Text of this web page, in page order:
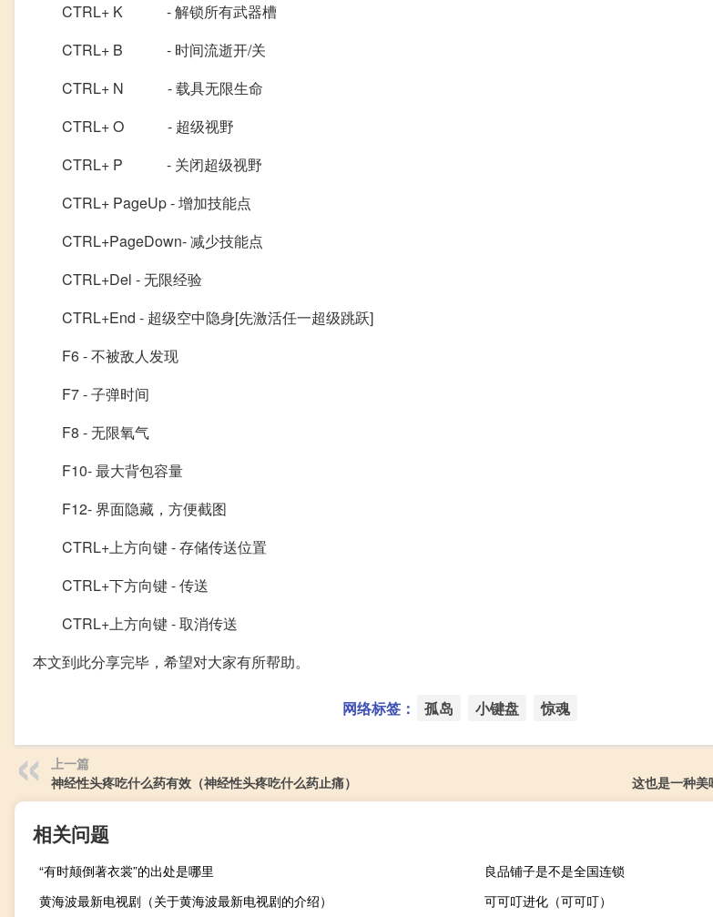
CTRL+ K - 解锁所有武器槽
CTRL+ B - 时间流逝开/关
CTRL+ N - 载具无限生命
CTRL+ O - 超级视野
CTRL+ P - 关闭超级视野
CTRL+ PageUp - 增加技能点
CTRL+PageDown- 减少技能点
CTRL+Del - 无限经验
CTRL+End - 超级空中隐身[先激活任一超级跳跃]
F6 - 不被敌人发现
F7 - 子弹时间
F8 - 无限氧气
F10- 最大背包容量
F12- 界面隐藏，方便截图
CTRL+上方向键 - 存储传送位置
CTRL+下方向键 - 传送
CTRL+上方向键 - 取消传送
本文到此分享完毕，希望对大家有所帮助。
网络标签： 孤岛 小键盘 惊魂
上一篇
神经性头疼吃什么药有效（神经性头疼吃什么药止痛）
这也是一种美
相关问题
“有时颠倒著衣裳”的出处是哪里
良品铺子是不是全国连锁
黄海波最新电视剧（关于黄海波最新电视剧的介绍）
可可叮进化（可可叮）